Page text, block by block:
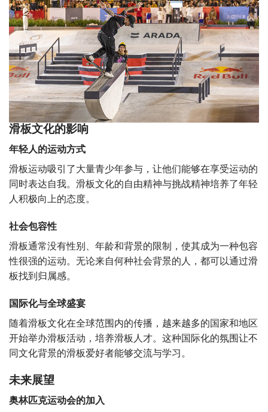
滑板文化的影响
年轻人的运动方式
滑板运动吸引了大量青少年参与，让他们能够在享受运动的
同时表达自我。滑板文化的自由精神与挑战精神培养了年轻
人积极向上的态度。
社会包容性
滑板通常没有性别、年龄和背景的限制，使其成为一种包容
性很强的运动。无论来自何种社会背景的人，都可以通过滑
板找到归属感。
国际化与全球盛宴
随着滑板文化在全球范围内的传播，越来越多的国家和地区
开始举办滑板活动，培养滑板人才。这种国际化的氛围让不
同文化背景的滑板爱好者能够交流与学习。
未来展望
奥林匹克运动会的加入